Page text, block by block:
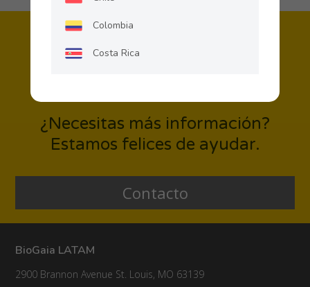
Colombia
Costa Rica
Guatemala
Panamá
Paraguay
¿Necesitas más información?
Estamos felices de ayudar.
Contacto
BioGaia LATAM
2900 Brannon Avenue St. Louis, MO 63139